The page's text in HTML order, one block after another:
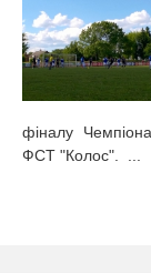
фіналу
ФСТ "Колос". ...